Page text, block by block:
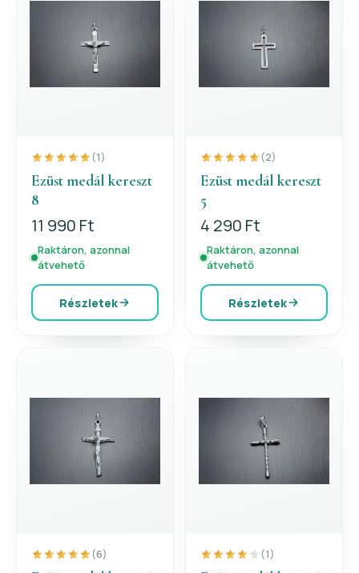
(1)
Ezüst medál kereszt
8
11 990 Ft
Raktáron, azonnal
átvehető
Részletek
(2)
Ezüst medál kereszt
5
4 290 Ft
Raktáron, azonnal
átvehető
Részletek
(6) (1)